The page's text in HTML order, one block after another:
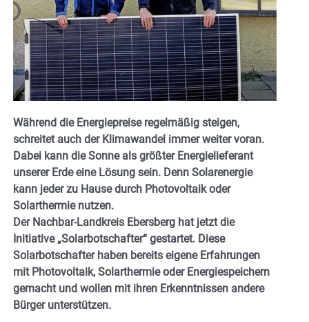
Während die Energiepreise regelmäßig steigen,
schreitet auch der Klimawandel immer weiter voran.
Dabei kann die Sonne als größter Energielieferant
unserer Erde eine Lösung sein. Denn Solarenergie
kann jeder zu Hause durch Photovoltaik oder
Solarthermie nutzen.
Der Nachbar-Landkreis Ebersberg hat jetzt die
Initiative „Solarbotschafter“ gestartet. Diese
Solarbotschafter haben bereits eigene Erfahrungen
mit Photovoltaik, Solarthermie oder Energiespeichern
gemacht und wollen mit ihren Erkenntnissen andere
Bürger unterstützen.